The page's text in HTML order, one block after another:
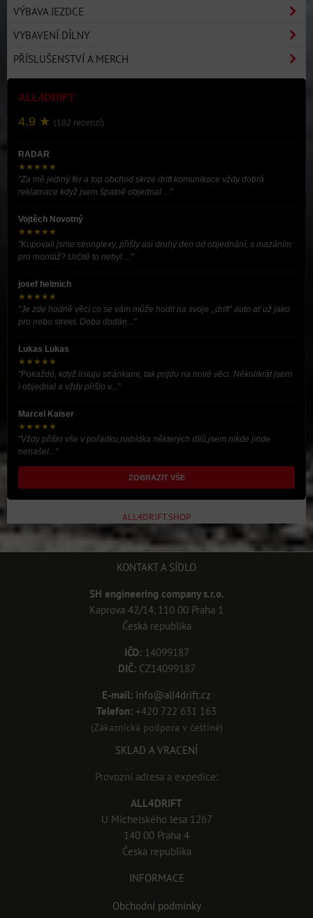
VÝBAVA JEZDCE
VYBAVENÍ DÍLNY
PŘÍSLUŠENSTVÍ A MERCH
ALL4DRIFT
4.9 ★ (182 recenzí)
RADAR
★★★★★
"Za mě jediný fér a top obchod skrze drift komunikace vždy dobrá
reklamace když jsem špatně objednal ..."
Vojtěch Novotný
★★★★★
"Kupovali jsme stronglexy, přišly asi druhý den od objednání, s mazáním
pro montáž? Určitě to nebyl ..."
josef helmich
★★★★★
"Je zde hodně věcí co se vám může hodit na svoje ,,drift” auto ať už jako
pro nebo street. Doba dodán..."
Lukas Lukas
★★★★★
"Pokaždé, když listuju stránkami, tak prijdu na nové věci. Několikrát jsem
i objednal a vždy přišlo v..."
Marcel Kaiser
★★★★★
"Vždy přišlo vše v pořádku,nabídka některých dílů,jsem nikde jinde
nenašel..."
ZOBRAZIT VŠE
ALL4DRIFT.SHOP
KONTAKT A SÍDLO
SH engineering company s.r.o.
Kaprova 42/14, 110 00 Praha 1
Česká republika
IČO:14099187
DIČ:CZ14099187
E-mail: info@all4drift.cz
Telefon: +420 722 631 163
(Zákaznická podpora v češtině)
SKLAD A VRACENÍ
Provozní adresa a expedice:
ALL4DRIFT
U Michelského lesa 1267
140 00 Praha 4
Česká republika
INFORMACE
Obchodní podmínky